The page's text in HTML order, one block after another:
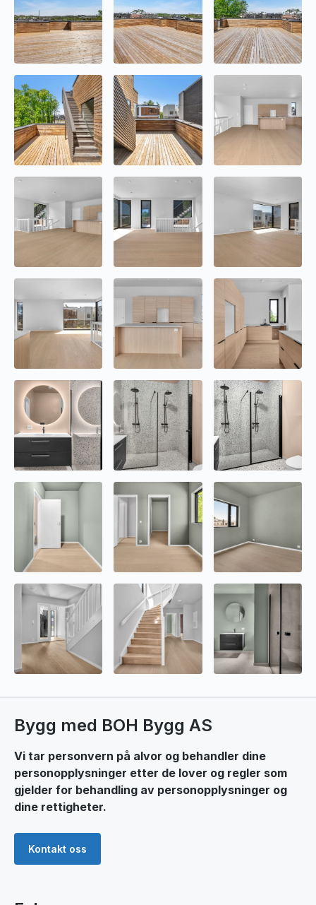
Bygg med BOH Bygg AS
Vi tar personvern på alvor og behandler dine
personopplysninger etter de lover og regler som
gjelder for behandling av personopplysninger og
dine rettigheter.
Kontakt oss